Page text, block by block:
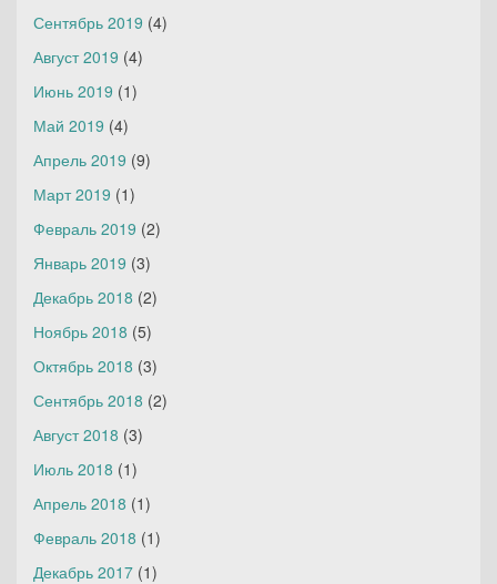
Сентябрь 2019 (4)
Август 2019 (4)
Июнь 2019 (1)
Май 2019 (4)
Апрель 2019 (9)
Март 2019 (1)
Февраль 2019 (2)
Январь 2019 (3)
Декабрь 2018 (2)
Ноябрь 2018 (5)
Октябрь 2018 (3)
Сентябрь 2018 (2)
Август 2018 (3)
Июль 2018 (1)
Апрель 2018 (1)
Февраль 2018 (1)
Декабрь 2017 (1)